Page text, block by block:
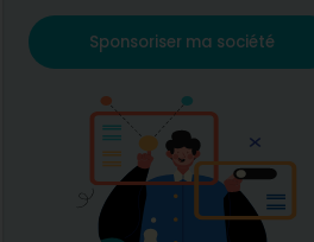
Sponsoriser ma société